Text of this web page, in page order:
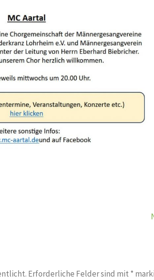
Erforderliche Felder sind mit *